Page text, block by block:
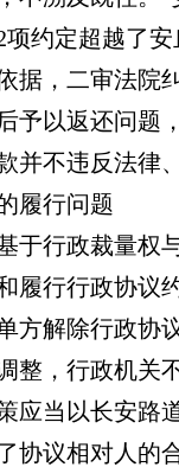
约定超越了
据，二审法院
予以返还问题
并不违反法律
履行问题
于行政裁量权
履行行政协议
方解除行政协
整，行政机关
应当以长安路
协议相对人的